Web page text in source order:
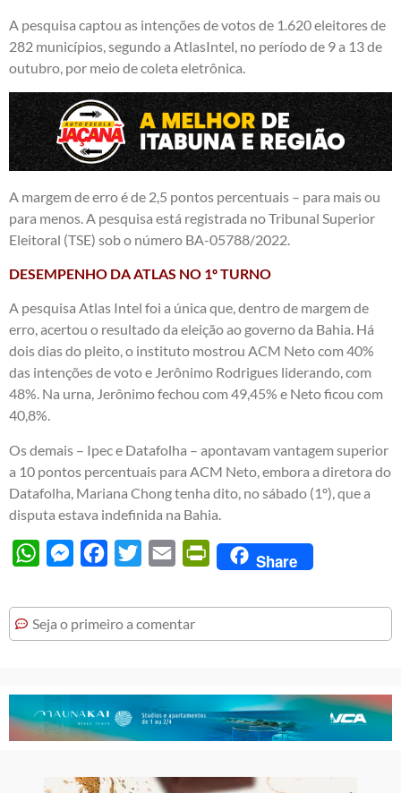
A pesquisa captou as intenções de votos de 1.620 eleitores de
282 municípios, segundo a AtlasIntel, no período de 9 a 13 de
outubro, por meio de coleta eletrônica.
A margem de erro é de 2,5 pontos percentuais – para mais ou
para menos. A pesquisa está registrada no Tribunal Superior
Eleitoral (TSE) sob o número BA-05788/2022.
DESEMPENHO DA ATLAS NO 1º TURNO
A pesquisa Atlas Intel foi a única que, dentro de margem de
erro, acertou o resultado da eleição ao governo da Bahia. Há
dois dias do pleito, o instituto mostrou ACM Neto com 40%
das intenções de voto e Jerônimo Rodrigues liderando, com
48%. Na urna, Jerônimo fechou com 49,45% e Neto ficou com
40,8%.
Os demais – Ipec e Datafolha – apontavam vantagem superior
a 10 pontos percentuais para ACM Neto, embora a diretora do
Datafolha, Mariana Chong tenha dito, no sábado (1º), que a
disputa estava indefinida na Bahia.
WhatsAppMessengerFacebook
Twitter Email PrintFriendly
Share
Seja o primeiro a comentar